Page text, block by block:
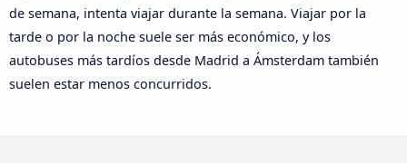
de semana, intenta viajar durante la semana. Viajar por la
tarde o por la noche suele ser más económico, y los
autobuses más tardíos desde Madrid a Ámsterdam también
suelen estar menos concurridos.